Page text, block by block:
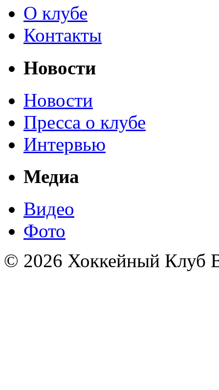
О клубе
Контакты
Новости
Новости
Пресса о клубе
Интервью
Медиа
Видео
Фото
© 2026 Хоккейный Клуб